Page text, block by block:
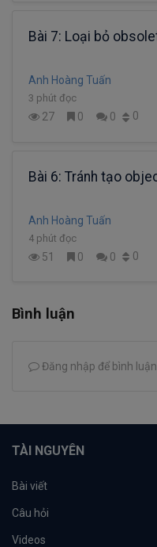
Bài 7: Loại bỏ
Anh Hoàng Tuấn
3 phút đọc
27 0 0 0
Bài 6: Tránh tạo
Anh Hoàng Tuấn
4 phút đọc
51 0 0 0
Bình luận
Đăng nhập để bình luận
TÀI NGUYÊN
Bài viết
Câu hỏi
Videos